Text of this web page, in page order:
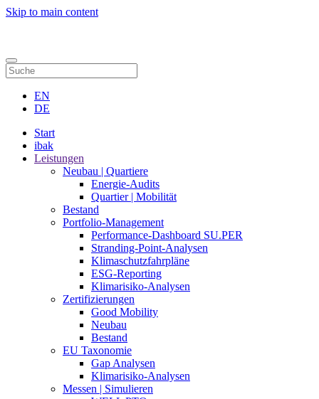
Skip to main content
EN
DE
Start
ibak
Leistungen
Neubau | Quartiere
Energie-Audits
Quartier | Mobilität
Bestand
Portfolio-Management
Performance-Dashboard SU.PER
Stranding-Point-Analysen
Klimaschutzfahrpläne
ESG-Reporting
Klimarisiko-Analysen
Zertifizierungen
Good Mobility
Neubau
Bestand
EU Taxonomie
Gap Analysen
Klimarisiko-Analysen
Messen | Simulieren